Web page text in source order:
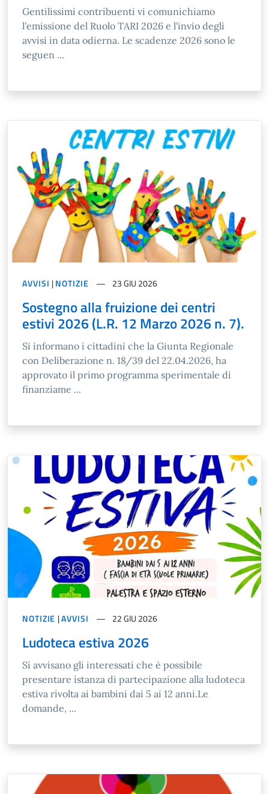
Gentilissimi contribuenti vi comunichiamo
l'emissione del Ruolo TARI 2026 e l'invio degli
avvisi in data odierna. Le scadenze 2026 sono le
seguen ...
AVVISI |NOTIZIE 23 GIU 2026
Sostegno alla fruizione dei centri
estivi 2026 (L.R. 12 Marzo 2026 n. 7).
Si informano i cittadini che la Giunta Regionale
con Deliberazione n. 18/39 del 22.04.2026, ha
approvato il primo programma sperimentale di
finanziame ...
NOTIZIE |AVVISI 22 GIU 2026
Ludoteca estiva 2026
Si avvisano gli interessati che è possibile
presentare istanza di partecipazione alla ludoteca
estiva rivolta ai bambini dai 5 ai 12 anni.Le
domande, ...